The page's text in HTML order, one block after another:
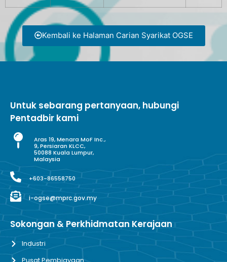
Kembali ke Halaman Carian Syarikat OGSE
Untuk sebarang pertanyaan, hubungi
Pentadbir kami
Aras 19, Menara MoF Inc.,
9, Persiaran KLCC,
50088 Kuala Lumpur,
Malaysia
+603-86558750
i-ogse@mprc.gov.my
Sokongan & Perkhidmatan Kerajaan
Industri